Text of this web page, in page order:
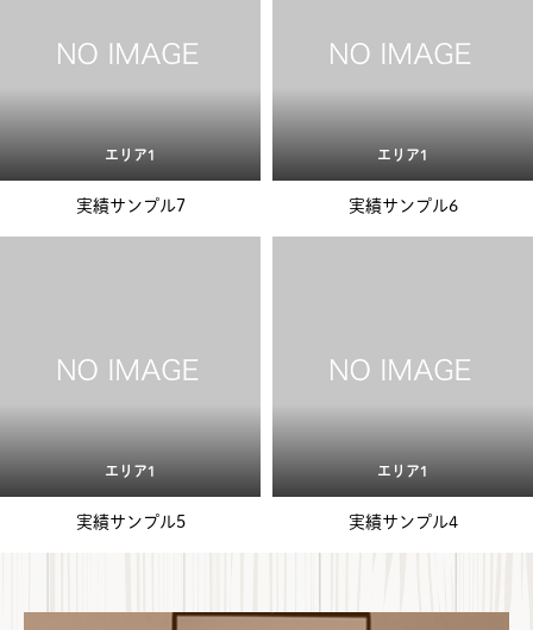
エリア1
実績サンプル7
エリア1
実績サンプル6
エリア1
実績サンプル5
エリア1
実績サンプル4